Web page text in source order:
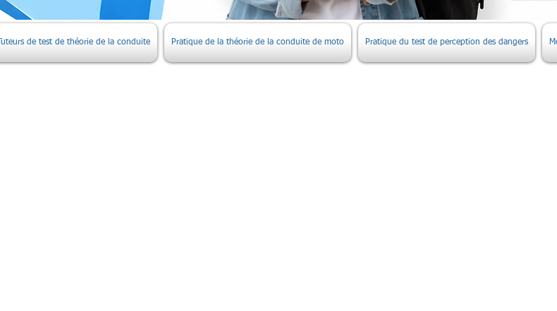
Tuteurs de test de théorie de la conduite Pratique de la théorie de la conduite de moto Pratique du test de perception des dangers